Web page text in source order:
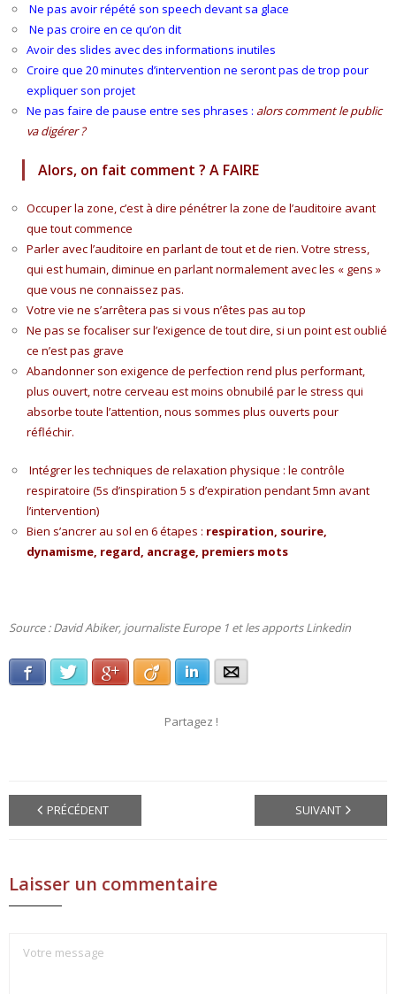
Ne pas avoir répété son speech devant sa glace
Ne pas croire en ce qu’on dit
Avoir des slides avec des informations inutiles
Croire que 20 minutes d’intervention ne seront pas de trop pour
expliquer son projet
Ne pas faire de pause entre ses phrases : alors comment le public
va digérer ?
Alors, on fait comment ? A FAIRE
Occuper la zone, c’est à dire pénétrer la zone de l’auditoire avant
que tout commence
Parler avec l’auditoire en parlant de tout et de rien. Votre stress,
qui est humain, diminue en parlant normalement avec les « gens »
que vous ne connaissez pas.
Votre vie ne s’arrêtera pas si vous n’êtes pas au top
Ne pas se focaliser sur l’exigence de tout dire, si un point est oublié
ce n’est pas grave
Abandonner son exigence de perfection rend plus performant,
plus ouvert, notre cerveau est moins obnubilé par le stress qui
absorbe toute l’attention, nous sommes plus ouverts pour
réfléchir.
Intégrer les techniques de relaxation physique : le contrôle
respiratoire (5s d’inspiration 5 s d’expiration pendant 5mn avant
l’intervention)
Bien s’ancrer au sol en 6 étapes : respiration, sourire,
dynamisme, regard, ancrage, premiers mots
Source : David Abiker, journaliste Europe 1 et les apports Linkedin
FacebookTwitterGoogle+ Viadeo LinkedInE-mail
Partagez !
PRÉCÉDENT SUIVANT
Laisser un commentaire